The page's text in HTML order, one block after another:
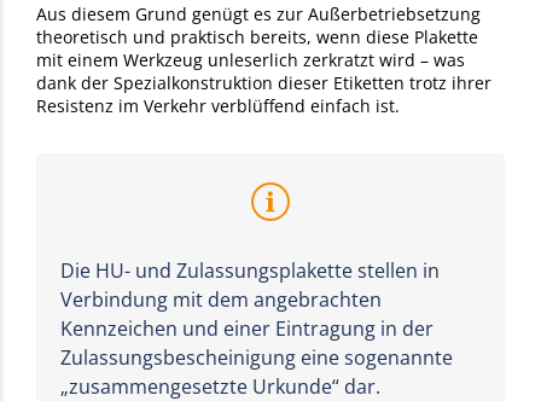
Aus diesem Grund genügt es zur Außerbetriebsetzung
theoretisch und praktisch bereits, wenn diese Plakette
mit einem Werkzeug unleserlich zerkratzt wird – was
dank der Spezialkonstruktion dieser Etiketten trotz ihrer
Resistenz im Verkehr verblüffend einfach ist.
Die HU- und Zulassungsplakette stellen in
Verbindung mit dem angebrachten
Kennzeichen und einer Eintragung in der
Zulassungsbescheinigung eine sogenannte
„zusammengesetzte Urkunde“ dar.